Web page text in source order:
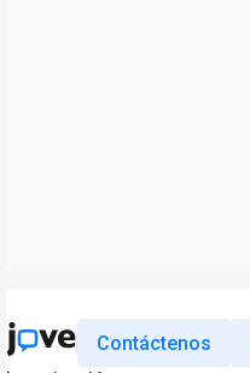
Contáctenos